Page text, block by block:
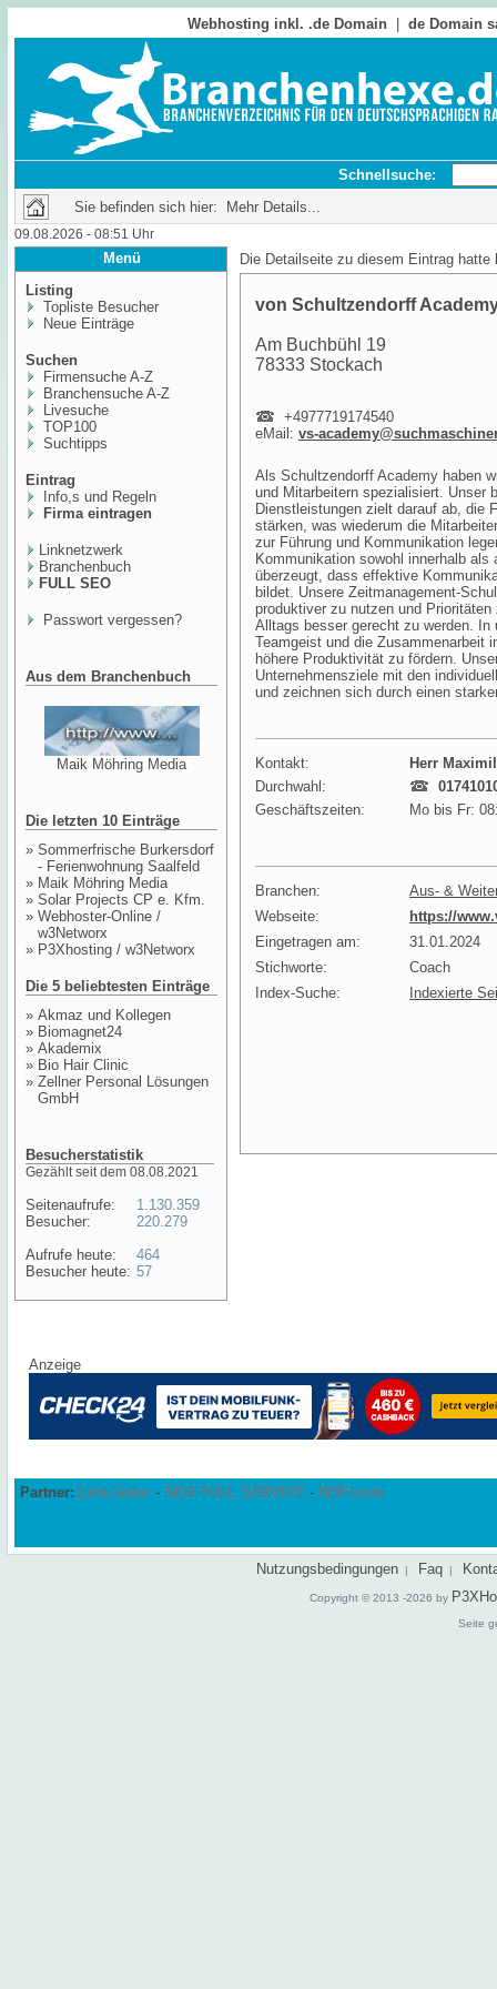
Webhosting inkl. .de Domain de Domain
Schnellsuche:
Sie befinden sich hier: Mehr Details...
09.08.2026 - 08:51 Uhr
Menü
Listing
Topliste Besucher
Neue Einträge
Suchen
Firmensuche A-Z
Branchensuche A-Z
Livesuche
TOP100
Suchtipps
Eintrag
Info,s und Regeln
Firma eintragen
Linknetzwerk
Branchenbuch
FULL SEO
Passwort vergessen?
Aus dem Branchenbuch
Maik Möhring Media
Die letzten 10 Einträge
» Sommerfrische Burkersdorf
- Ferienwohnung Saalfeld
» Maik Möhring Media
» Solar Projects CP e. Kfm.
» Webhoster-Online /
w3Networx
» P3Xhosting / w3Networx
Die 5 beliebtesten Einträge
» Akmaz und Kollegen
» Biomagnet24
» Akademix
» Bio Hair Clinic
» Zellner Personal Lösungen
GmbH
Besucherstatistik
Gezählt seit dem 08.08.2021
Seitenaufrufe:
Besucher:
Aufrufe heute:
Besucher heute:
1.130.359
220.279
464
57
Die Detailseite zu diesem Eintrag
von Schultzendorff
Am Buchbühl 19
78333 Stockach
+4977719174540
eMail: vs-
Als Schultzendorff Academy haben
und Mitarbeitern spezialisiert. Unser
Dienstleistungen zielt darauf ab, die
stärken, was wiederum die
zur Führung und Kommunikation
Kommunikation sowohl innerhalb
überzeugt, dass effektive
bildet. Unsere Zeitmanagement-
produktiver zu nutzen und
Alltags besser gerecht zu werden. In
Teamgeist und die Zusammenarbeit
höhere Produktivität zu fördern.
Unternehmensziele mit den
und zeichnen sich durch einen
Kontakt:
Herr
Durchwahl:
Geschäftszeiten:
Mo bis Fr:
Branchen:
Aus- &
Webseite:
https://
Eingetragen am:
31.01.2024
Stichworte:
Coach
Index-Suche:
Indexierte
Anzeige
Partner: Link-Joker - SEO FULL SERVICE - W3Forum
Nutzungsbedingungen | Faq |
Copyright © 2013 -2026 by
Seite